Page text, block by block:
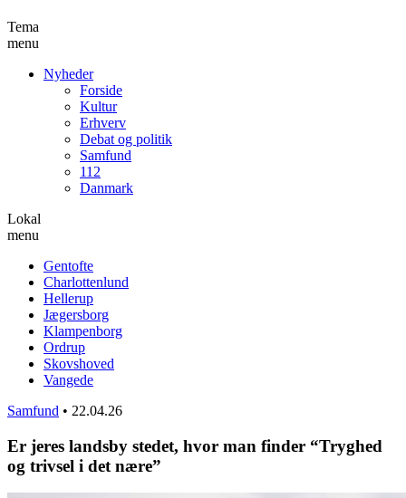
Tema
menu
Nyheder
Forside
Kultur
Erhverv
Debat og politik
Samfund
112
Danmark
Lokal
menu
Gentofte
Charlottenlund
Hellerup
Jægersborg
Klampenborg
Ordrup
Skovshoved
Vangede
Samfund • 22.04.26
Er jeres landsby stedet, hvor man finder “Tryghed
og trivsel i det nære”